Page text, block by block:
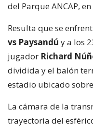
del Parque ANCAP,
Resulta que se
vs Paysandú y a los
jugador Richard
dividida y el balón
estadio ubicado
La cámara de la
trayectoria del